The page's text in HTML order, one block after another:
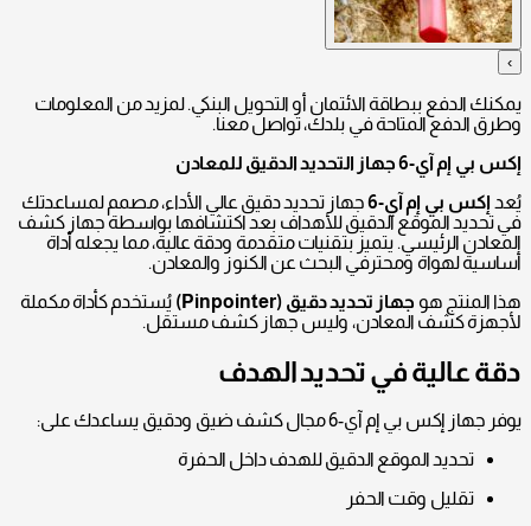
›
يمكنك الدفع ببطاقة الائتمان أو التحويل البنكي. لمزيد من المعلومات
وطرق الدفع المتاحة في بلدك، تواصل معنا.
إكس بي إم آي-6 جهاز التحديد الدقيق للمعادن
يُعد إكس بي إم آي-6
جهاز تحديد دقيق عالي الأداء، مصمم لمساعدتك
في تحديد الموقع الدقيق للأهداف بعد اكتشافها بواسطة جهاز كشف
المعادن الرئيسي. يتميز بتقنيات متقدمة ودقة عالية، مما يجعله أداة
أساسية لهواة ومحترفي البحث عن الكنوز والمعادن.
هذا المنتج هو جهاز تحديد دقيق (Pinpointer)
يُستخدم كأداة مكملة
لأجهزة كشف المعادن، وليس جهاز كشف مستقل.
دقة عالية في تحديد الهدف
يوفر جهاز إكس بي إم آي-6 مجال كشف ضيق ودقيق يساعدك على:
تحديد الموقع الدقيق للهدف داخل الحفرة
تقليل وقت الحفر